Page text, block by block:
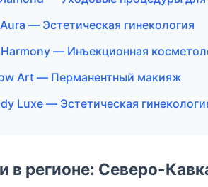
— Эстетическая гинекология
Harmony — Инъекционная
Art — Перманентный макияж
Luxe — Эстетическая
в регионе: Северо-